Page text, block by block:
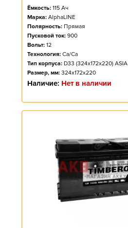
Ёмкость: 115 Ач
Марка: AlphaLINE
Полярность: Прямая
Пусковой ток: 900
Вольт: 12
Технология: Ca/Ca
Тип корпуса: D33 (324x172x220) ASIA
Размер, мм: 324x172x220
Наличие: Нет в наличии